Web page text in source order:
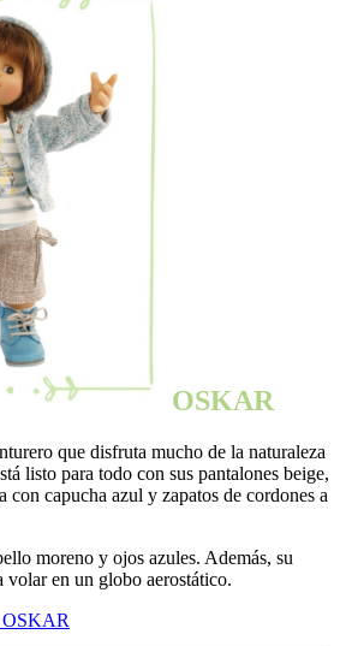
OSKAR
que disfruta mucho de la naturaleza
listo para todo con sus pantalones beige,
con capucha azul y zapatos de cordones a
moreno y ojos azules. Además, su
volar en un globo aerostático.